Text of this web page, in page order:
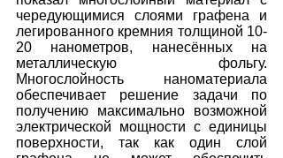
чередующимися слоями графена и
легированного кремния толщиной 10-
20 нанометров, нанесённых на
металлическую фольгу.
Многослойность наноматериала
обеспечивает решение задачи по
получению максимально возможной
электрической мощности с единицы
поверхности, так как один слой